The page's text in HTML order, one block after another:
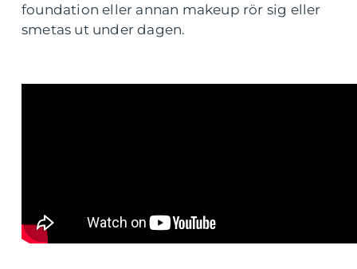
foundation eller annan makeup rör sig eller
smetas ut under dagen.